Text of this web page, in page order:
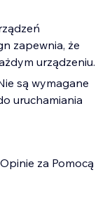
zapewnia, że
urządzeniu.
są wymagane
uruchamiania
za Pomocą